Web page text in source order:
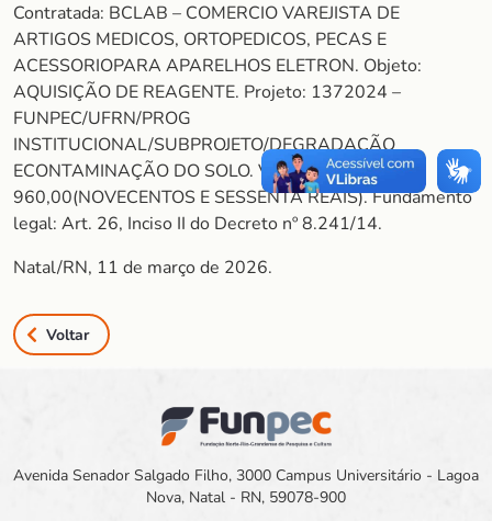
Contratada: BCLAB – COMERCIO VAREJISTA DE
ARTIGOS MEDICOS, ORTOPEDICOS, PECAS E
ACESSORIOPARA APARELHOS ELETRON. Objeto:
AQUISIÇÃO DE REAGENTE. Projeto: 1372024 –
FUNPEC/UFRN/PROG
INSTITUCIONAL/SUBPROJETO/DEGRADAÇÃO
ECONTAMINAÇÃO DO SOLO. Valor: R$
960,00(NOVECENTOS E SESSENTA REAIS). Fundamento
legal: Art. 26, Inciso II do Decreto nº 8.241/14.
Natal/RN, 11 de março de 2026.
Voltar
Avenida Senador Salgado Filho, 3000 Campus Universitário - Lagoa
Nova, Natal - RN, 59078-900